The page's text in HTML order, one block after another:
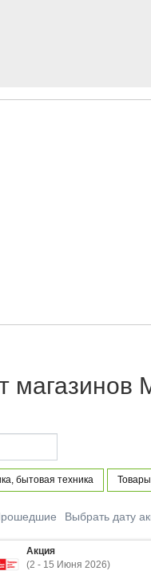
бытовая техника
Выбрать дату
Акция
(2 - 15 Июня 2026)